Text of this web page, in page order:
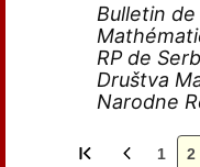
Bulletin
RP de
Društva
Narodne
1 2